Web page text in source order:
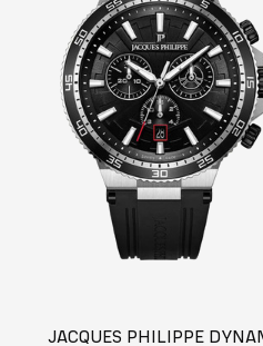
JACQUES PHILIPPE